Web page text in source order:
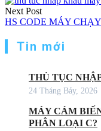
Next Post
HS CODE MÁY
Tin mới
THỦ TỤC
24 Tháng Bảy, 2026
MÁY CẢM
PHÂN LOẠI C?